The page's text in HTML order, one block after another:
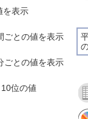
を表示
ごとの値を表示
ごとの値を表示
位の値